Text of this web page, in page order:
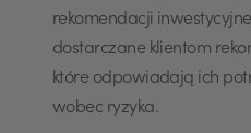
rekomendacji
dostarczane klientom
które odpowiadają ich
wobec ryzyka.